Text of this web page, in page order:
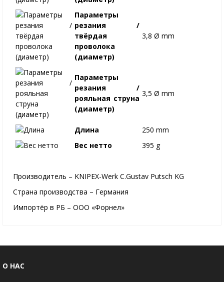
Параметры
резания /
твёрдая
проволока
(диаметр)
3,8 Ø mm
Параметры
резания /
рояльная струна
(диаметр)
3,5 Ø mm
Длина
250 mm
Вес нетто
395 g
Производитель – KNIPEX-Werk C.Gustav Putsch KG
Страна производства – Германия
Импортёр в РБ – ООО «Форнел»
О НАС